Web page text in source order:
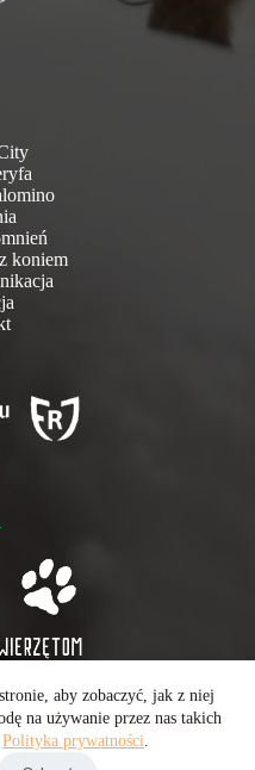
aby zobaczyć, jak z niej
na używanie przez nas takich
Polityka prywatności.
koniem
Operatorem strony jest
o.o.